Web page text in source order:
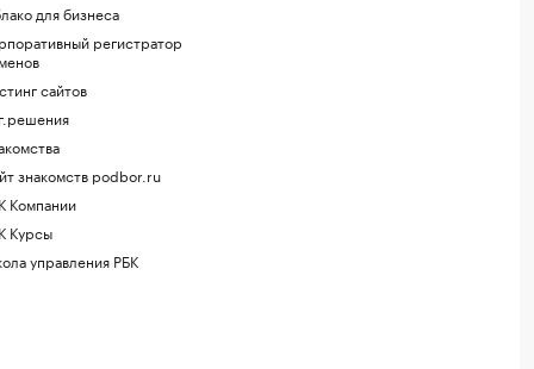
для бизнеса
регистратор
сайтов
знакомств podbor.ru
Компании
Курсы
управления РБК